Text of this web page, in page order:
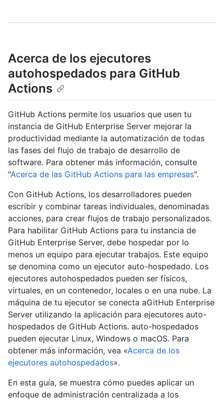
Acerca de los ejecutores
autohospedados para GitHub
Actions
GitHub Actions permite los usuarios que usen tu
instancia de GitHub Enterprise Server mejorar la
productividad mediante la automatización de todas
las fases del flujo de trabajo de desarrollo de
software. Para obtener más información, consulte
"Acerca de las GitHub Actions para las empresas".
Con GitHub Actions, los desarrolladores pueden
escribir y combinar tareas individuales, denominadas
acciones, para crear flujos de trabajo personalizados.
Para habilitar GitHub Actions para tu instancia de
GitHub Enterprise Server, debe hospedar por lo
menos un equipo para ejecutar trabajos. Este equipo
se denomina como un ejecutor auto-hospedado. Los
ejecutores autohospedados pueden ser físicos,
virtuales, en un contenedor, locales o en una nube. La
máquina de tu ejecutor se conecta aGitHub Enterprise
Server utilizando la aplicación para ejecutores auto-
hospedados de GitHub Actions. auto-hospedados
pueden ejecutar Linux, Windows o macOS. Para
obtener más información, vea «Acerca de los
ejecutores autohospedados».
En esta guía, se muestra cómo puedes aplicar un
enfoque de administración centralizada a los